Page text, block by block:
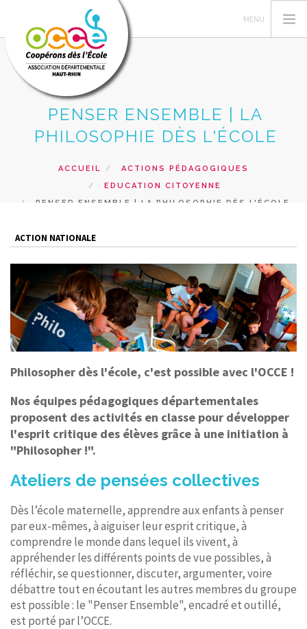
L'OCCE
GERER SA COOPERATIVE
ESPACE PÉDAGOGIQUE
RECHERCHER
PENSER ENSEMBLE | LA
PHILOSOPHIE DÈS L'ÉCOLE
ACCUEIL
ACTIONS PÉDAGOGIQUES
EDUCATION CITOYENNE
PENSER ENSEMBLE | LA PHILOSOPHIE DÈS L'ÉCOLE
ACTION NATIONALE
Philosopher dès l'école, c'est possible avec l'OCCE !
Nos équipes pédagogiques départementales
proposent des activités en classe pour développer
l'esprit critique des élèves grâce à une initiation à
"Philosopher !".
Ateliers de pensées collectives
Dès l’école maternelle, apprendre aux enfants à penser
par eux-mêmes, à aiguiser leur esprit critique, à
comprendre le monde dans lequel ils vivent, à
appréhender les différents points de vue possibles, à
réfléchir, se questionner, discuter, argumenter, voire
débattre tout en écoutant les autres membres du groupe
est possible : le "Penser Ensemble", encadré et outillé,
est porté par l’OCCE.